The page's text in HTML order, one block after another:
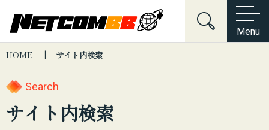
電子公告・決算公告
サービス紹介
Menu
HOME サイト内検索
Search
サイト内検索